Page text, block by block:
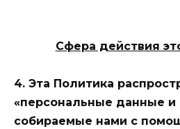
Сфера действия
4. Эта Политика
«персональные данные и
собираемые нами с